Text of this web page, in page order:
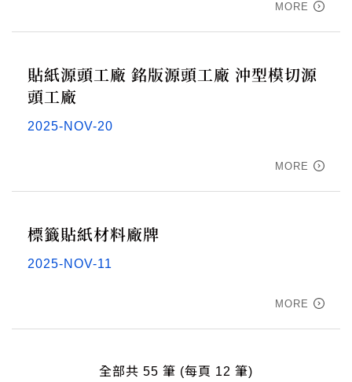
MORE
貼紙源頭工廠 銘版源頭工廠 沖型模切源
頭工廠
2025-NOV-20
MORE
標籤貼紙材料廠牌
2025-NOV-11
MORE
全部共 55 筆 (每頁 12 筆)